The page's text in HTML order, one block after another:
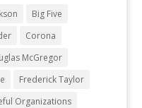
Big Five
Corona
McGregor
Frederick Taylor
Organizations